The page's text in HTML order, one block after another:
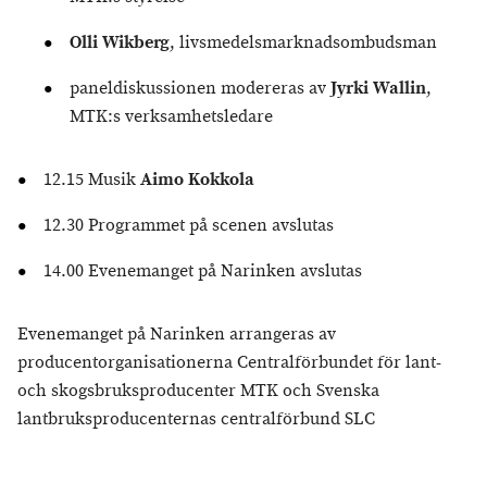
Olli Wikberg, livsmedelsmarknadsombudsman
paneldiskussionen modereras avJyrki Wallin,
MTK:s verksamhetsledare
12.15 MusikAimo Kokkola
12.30 Programmet på scenen avslutas
14.00 Evenemanget på Narinken avslutas
Evenemanget på Narinken arrangeras av
producentorganisationerna Centralförbundet för lant-
och skogsbruksproducenter MTK och Svenska
lantbruksproducenternas centralförbund SLC